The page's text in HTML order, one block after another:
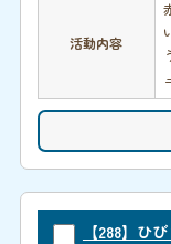
活動内容
【288】ひび